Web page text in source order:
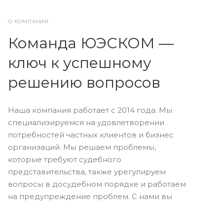
О КОМПАНИИ
Команда ЮЭСКОМ —
ключ к успешному
решению вопросов
Наша компания работает с 2014 года. Мы
специализируемся на удовлетворении
потребностей частных клиентов и бизнес
организаций. Мы решаем проблемы,
которые требуют судебного
представительства, также урегулируем
вопросы в досудебном порядке и работаем
на предупреждение проблем. С нами вы